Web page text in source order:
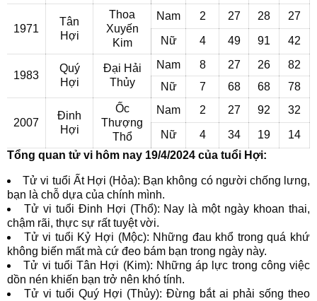
1971
Tân
Hợi
Thoa
Xuyến
Kim
Nam 2 27 28 27
Nữ 4 49 91 42
1983
Quý
Hợi
Đại Hải
Thủy
Nam 8 27 26
82
Nữ
7 68 68 78
2007
Đinh
Hợi
Ốc
Thượng
Thổ
Nam 2 27 92 32
Nữ 4 34 19
14
Tổng quan tử vi hôm nay 19/4/2024 của tuổi Hợi:
Tử vi tuổi Ất Hợi (Hỏa): Bạn không có người chống lưng,
bạn là chỗ dựa của chính mình.
Tử vi tuổi Đinh Hợi (Thổ): Nay là một ngày khoan thai,
chậm rãi, thực sự rất tuyệt vời.
Tử vi tuổi Kỷ Hợi (Mộc): Những đau khổ trong quá khứ
không biến mất mà cứ đeo bám bạn trong ngày này.
Tử vi tuổi Tân Hợi (Kim): Những áp lực trong công việc
dồn nén khiến bạn trở nên khó tính.
Tử vi tuổi Quý Hợi (Thủy): Đừng bắt ai phải sống theo